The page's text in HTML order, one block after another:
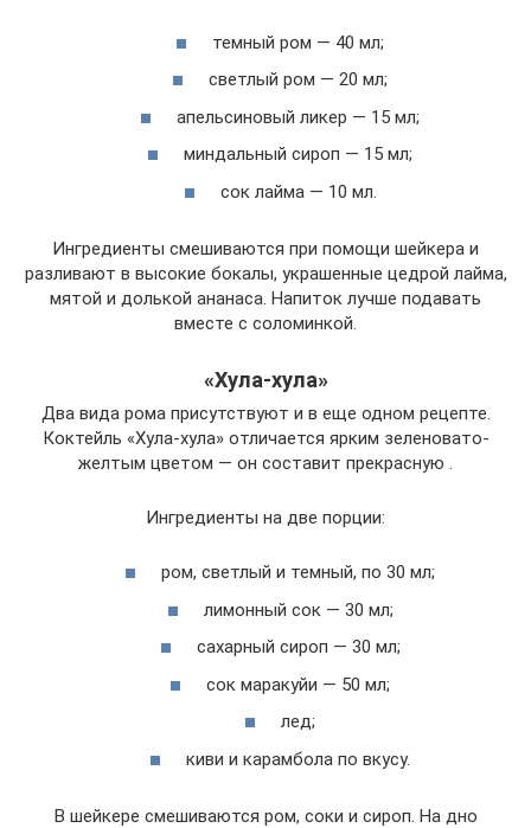
темный ром — 40 мл;
светлый ром — 20 мл;
апельсиновый ликер — 15 мл;
миндальный сироп — 15 мл;
сок лайма — 10 мл.
Ингредиенты смешиваются при помощи шейкера и
разливают в высокие бокалы, украшенные цедрой лайма,
мятой и долькой ананаса. Напиток лучше подавать
вместе с соломинкой.
«Хула-хула»
Два вида рома присутствуют и в еще одном рецепте.
Коктейль «Хула-хула» отличается ярким зеленовато-
желтым цветом — он составит прекрасную .
Ингредиенты на две порции:
ром, светлый и темный, по 30 мл;
лимонный сок — 30 мл;
сахарный сироп — 30 мл;
сок маракуйи — 50 мл;
лед;
киви и карамбола по вкусу.
В шейкере смешиваются ром, соки и сироп. На дно